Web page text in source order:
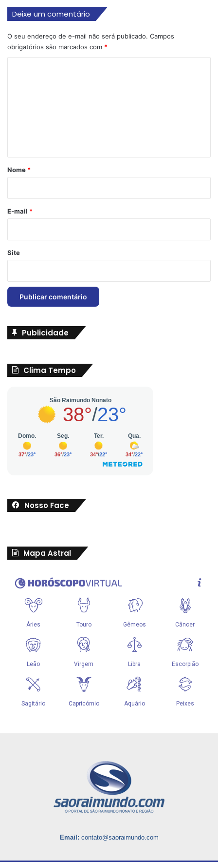
Deixe um comentário
O seu endereço de e-mail não será publicado. Campos
obrigatórios são marcados com *
r
*
Nome *
E-mail *
Site
Publicidade
Clima Tempo
Nosso Face
Mapa Astral
Email: contato@saoraimundo.com